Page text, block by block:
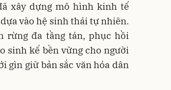
xây dựng mô hình kinh tế
vào hệ sinh thái tự nhiên.
rừng đa tầng tán, phục hồi
sinh kế bền vững cho người
gìn giữ bản sắc văn hóa dân